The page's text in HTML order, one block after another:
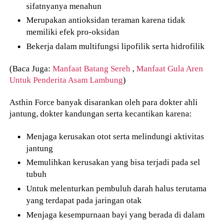
sifatnyanya menahun
Merupakan antioksidan teraman karena tidak
memiliki efek pro-oksidan
Bekerja dalam multifungsi lipofilik serta hidrofilik
(Baca Juga:Manfaat Batang Sereh ,Manfaat Gula Aren
Untuk Penderita Asam Lambung)
Asthin Force banyak disarankan oleh para dokter ahli
jantung, dokter kandungan serta kecantikan karena:
Menjaga kerusakan otot serta melindungi aktivitas
jantung
Memulihkan kerusakan yang bisa terjadi pada sel
tubuh
Untuk melenturkan pembuluh darah halus terutama
yang terdapat pada jaringan otak
Menjaga kesempurnaan bayi yang berada di dalam